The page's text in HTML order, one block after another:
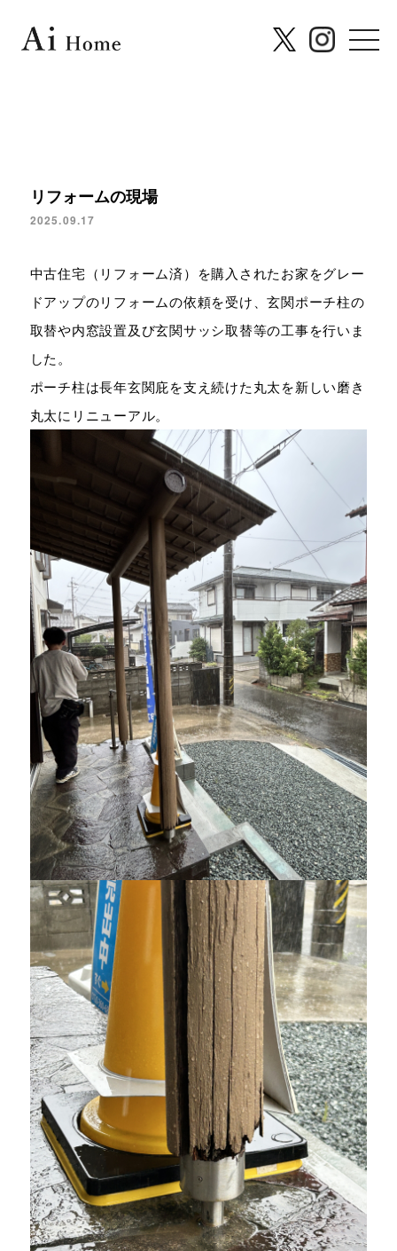
リフォームの現場
2025.09.17
中古住宅（リフォーム済）を購入されたお家をグレー
ドアップのリフォームの依頼を受け、玄関ポーチ柱の
取替や内窓設置及び玄関サッシ取替等の工事を行いま
した。
ポーチ柱は長年玄関庇を支え続けた丸太を新しい磨き
丸太にリニューアル。